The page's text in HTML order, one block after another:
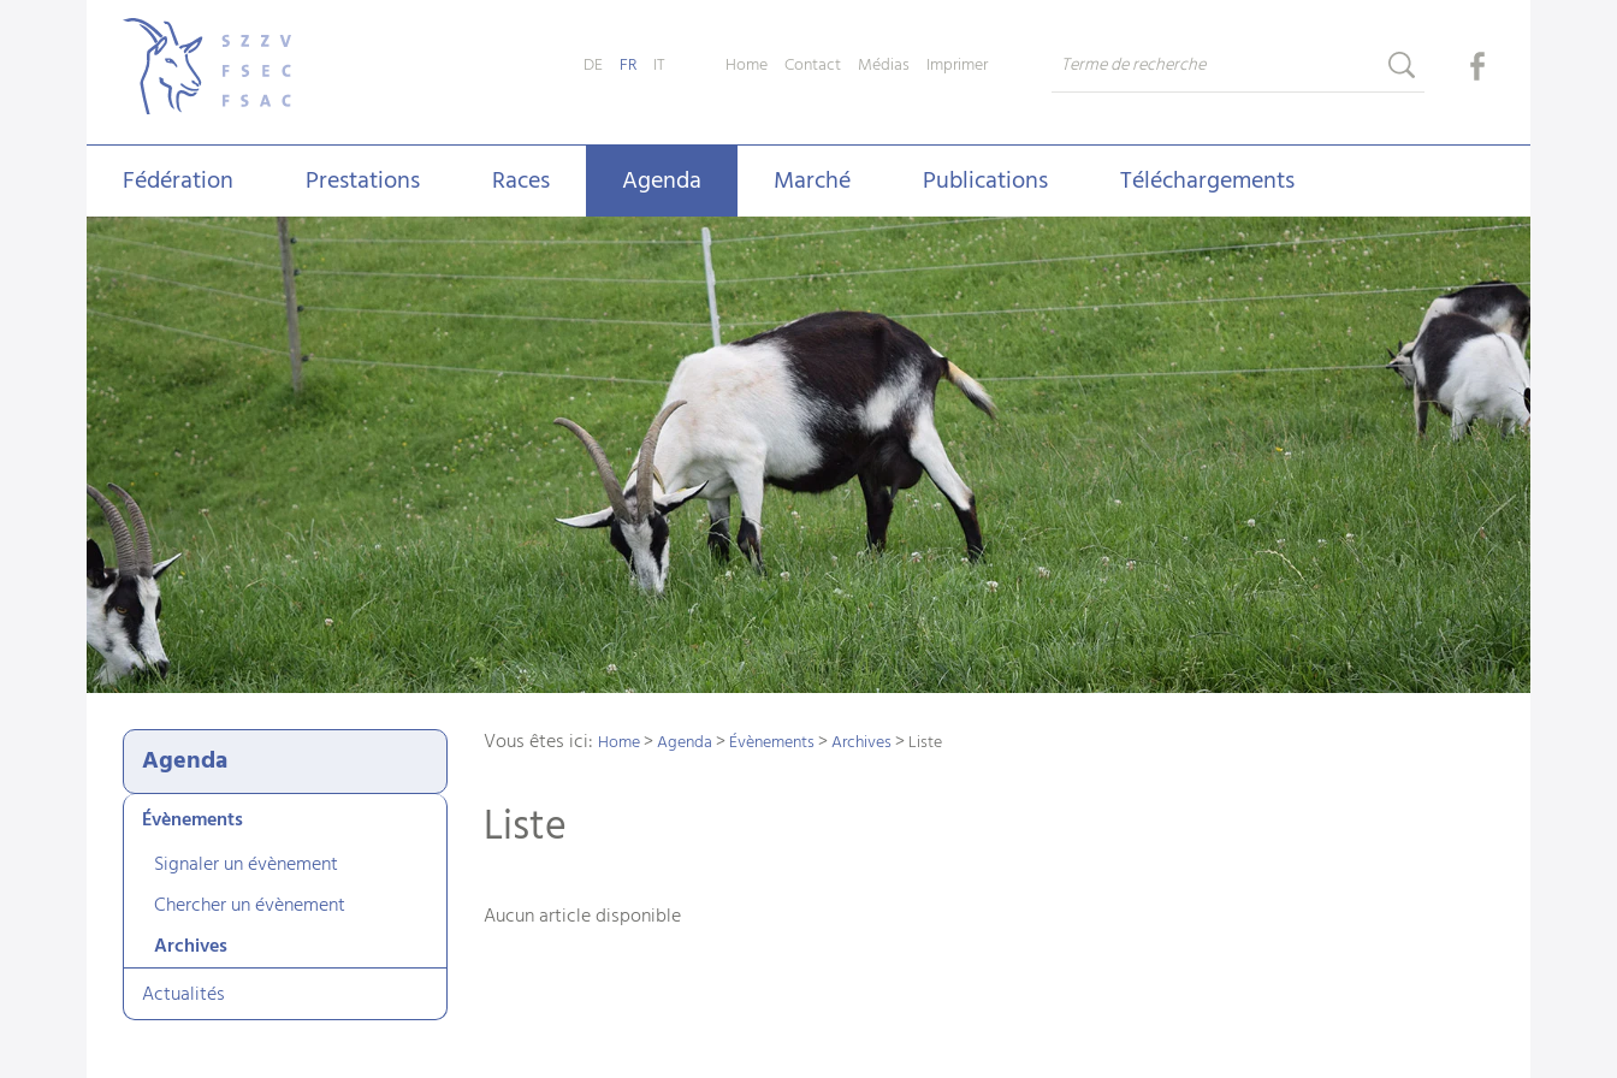
DE FR IT Home Contact Médias Imprimer
Fédération Prestations Races Agenda Marché Publications Téléchargements
Agenda
Évènements
Signaler un évènement
Chercher un évènement
Archives
Actualités
Vous êtes ici: Home>Agenda>Évènements>Archives>Liste
Liste
Aucun article disponible